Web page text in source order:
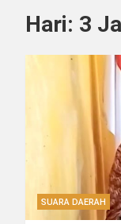
Hari: 3
SUARA DAERAH